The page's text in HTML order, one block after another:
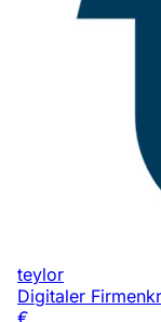
teylor
Digitaler
€.